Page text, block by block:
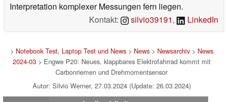
Interpretation komplexer Messungen fern liegen.
Kontakt:
silvio39191, LinkedIn
> Notebook Test, Laptop Test und News> News> Newsarchiv> News
2024-03> Engwe P20: Neues, klappbares Elektrofahrrad kommt mit
Carbonriemen und Drehmomentsensor
Autor: Silvio Werner, 27.03.2024 (Update: 26.03.2024)